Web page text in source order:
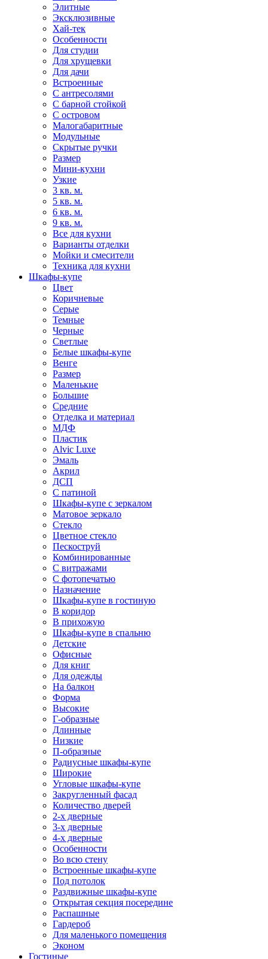
Элитные
Эксклюзивные
Хай-тек
Особенности
Для студии
Для хрущевки
Для дачи
Встроенные
С антресолями
С барной стойкой
С островом
Малогабаритные
Модульные
Скрытые ручки
Размер
Мини-кухни
Узкие
3 кв. м.
5 кв. м.
6 кв. м.
9 кв. м.
Все для кухни
Варианты отделки
Мойки и смесители
Техника для кухни
Шкафы-купе
Цвет
Коричневые
Серые
Темные
Черные
Светлые
Белые шкафы-купе
Венге
Размер
Маленькие
Большие
Средние
Отделка и материал
МДФ
Пластик
Alvic Luxe
Эмаль
Акрил
ДСП
С патиной
Шкафы-купе с зеркалом
Матовое зеркало
Стекло
Цветное стекло
Пескоструй
Комбинированные
С витражами
С фотопечатью
Назначение
Шкафы-купе в гостиную
В коридор
В прихожую
Шкафы-купе в спальню
Детские
Офисные
Для книг
Для одежды
На балкон
Форма
Высокие
Г-образные
Длинные
Низкие
П-образные
Радиусные шкафы-купе
Широкие
Угловые шкафы-купе
Закругленный фасад
Количество дверей
2-х дверные
3-х дверные
4-х дверные
Особенности
Во всю стену
Встроенные шкафы-купе
Под потолок
Раздвижные шкафы-купе
Открытая секция посередине
Распашные
Гардероб
Для маленького помещения
Эконом
Гостиные